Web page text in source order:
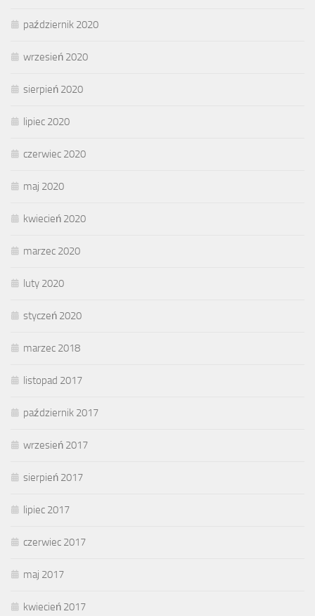
październik 2020
wrzesień 2020
sierpień 2020
lipiec 2020
czerwiec 2020
maj 2020
kwiecień 2020
marzec 2020
luty 2020
styczeń 2020
marzec 2018
listopad 2017
październik 2017
wrzesień 2017
sierpień 2017
lipiec 2017
czerwiec 2017
maj 2017
kwiecień 2017